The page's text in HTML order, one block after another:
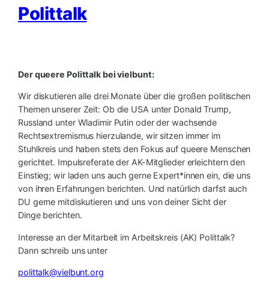
Polittalk
Der queere Polittalk bei vielbunt:
Wir diskutieren alle drei Monate über die großen politischen
Themen unserer Zeit: Ob die USA unter Donald Trump,
Russland unter Wladimir Putin oder der wachsende
Rechtsextremismus hierzulande, wir sitzen immer im
Stuhlkreis und haben stets den Fokus auf queere Menschen
gerichtet. Impulsreferate der AK-Mitglieder erleichtern den
Einstieg; wir laden uns auch gerne Expert*innen ein, die uns
von ihren Erfahrungen berichten. Und natürlich darfst auch
DU gerne mitdiskutieren und uns von deiner Sicht der
Dinge berichten.
Interesse an der Mitarbeit im Arbeitskreis (AK) Polittalk?
Dann schreib uns unter
polittalk@vielbunt.org